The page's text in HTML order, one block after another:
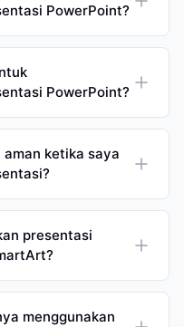
PowerPoint?
PowerPoint?
ketika saya
presentasi
menggunakan